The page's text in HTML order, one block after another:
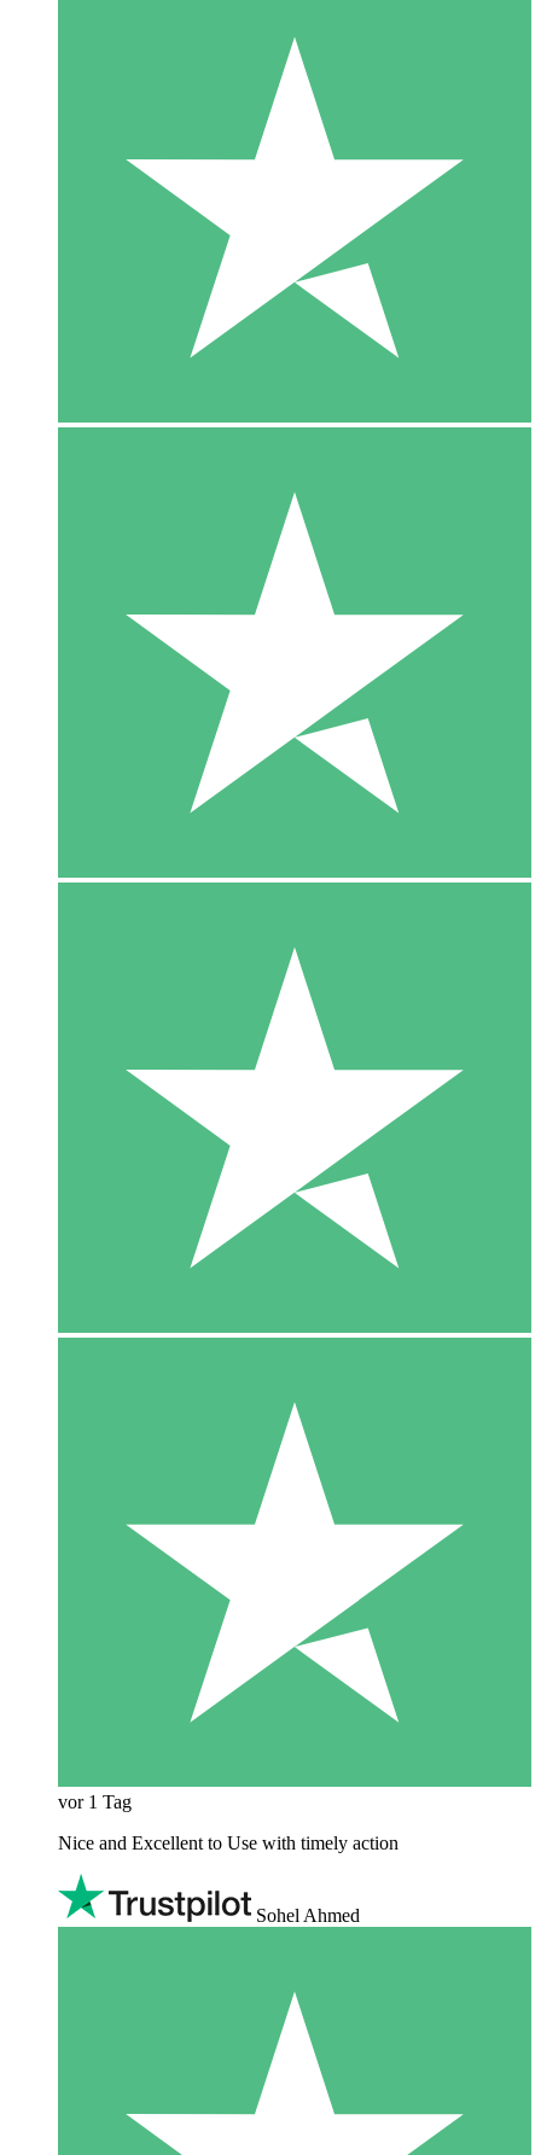
vor 1 Tag
Nice and Excellent to Use with timely action
Sohel Ahmed